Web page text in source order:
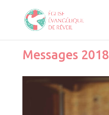
Messages 2018